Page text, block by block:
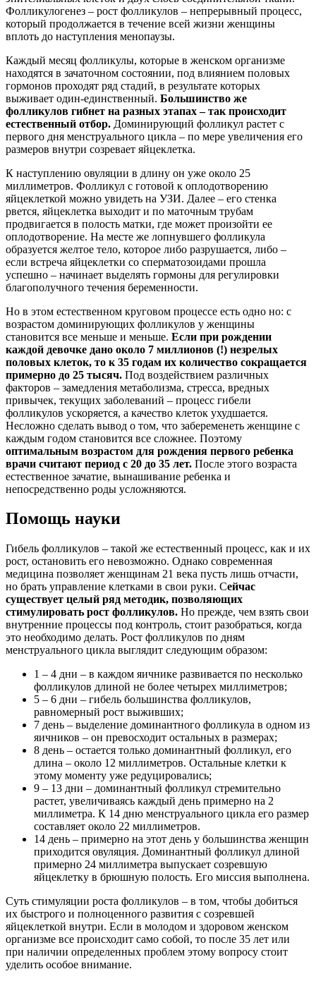
Фолликулогенез – рост фолликулов – непрерывный процесс,
который продолжается в течение всей жизни женщины
вплоть до наступления менопаузы.
Каждый месяц фолликулы, которые в женском организме
находятся в зачаточном состоянии, под влиянием половых
гормонов проходят ряд стадий, в результате которых
выживает один-единственный. Большинство же
фолликулов гибнет на разных этапах – так происходит
естественный отбор. Доминирующий фолликул растет с
первого дня менструального цикла – по мере увеличения его
размеров внутри созревает яйцеклетка.
К наступлению овуляции в длину он уже около 25
миллиметров. Фолликул с готовой к оплодотворению
яйцеклеткой можно увидеть на УЗИ. Далее – его стенка
рвется, яйцеклетка выходит и по маточным трубам
продвигается в полость матки, где может произойти ее
оплодотворение. На месте же лопнувшего фолликула
образуется желтое тело, которое либо разрушается, либо –
если встреча яйцеклетки со сперматозоидами прошла
успешно – начинает выделять гормоны для регулировки
благополучного течения беременности.
Но в этом естественном круговом процессе есть одно но: с
возрастом доминирующих фолликулов у женщины
становится все меньше и меньше. Если при рождении
каждой девочке дано около 7 миллионов (!) незрелых
половых клеток, то к 35 годам их количество сокращается
примерно до 25 тысяч. Под воздействием различных
факторов – замедления метаболизма, стресса, вредных
привычек, текущих заболеваний – процесс гибели
фолликулов ускоряется, а качество клеток ухудшается.
Несложно сделать вывод о том, что забеременеть женщине с
каждым годом становится все сложнее. Поэтому
оптимальным возрастом для рождения первого ребенка
врачи считают период с 20 до 35 лет. После этого возраста
естественное зачатие, вынашивание ребенка и
непосредственно роды усложняются.
Помощь науки
Гибель фолликулов – такой же естественный процесс, как и их
рост, остановить его невозможно. Однако современная
медицина позволяет женщинам 21 века пусть лишь отчасти,
но брать управление клетками в свои руки. Сейчас
существует целый ряд методик, позволяющих
стимулировать рост фолликулов. Но прежде, чем взять свои
внутренние процессы под контроль, стоит разобраться, когда
это необходимо делать. Рост фолликулов по дням
менструального цикла выглядит следующим образом:
1 – 4 дни – в каждом яичнике развивается по несколько
фолликулов длиной не более четырех миллиметров;
5 – 6 дни – гибель большинства фолликулов,
равномерный рост выживших;
7 день – выделение доминантного фолликула в одном из
яичников – он превосходит остальных в размерах;
8 день – остается только доминантный фолликул, его
длина – около 12 миллиметров. Остальные клетки к
этому моменту уже редуцировались;
9 – 13 дни – доминантный фолликул стремительно
растет, увеличиваясь каждый день примерно на 2
миллиметра. К 14 дню менструального цикла его размер
составляет около 22 миллиметров.
14 день – примерно на этот день у большинства женщин
приходится овуляция. Доминантный фолликул длиной
примерно 24 миллиметра выпускает созревшую
яйцеклетку в брюшную полость. Его миссия выполнена.
Суть стимуляции роста фолликулов – в том, чтобы добиться
их быстрого и полноценного развития с созревшей
яйцеклеткой внутри. Если в молодом и здоровом женском
организме все происходит само собой, то после 35 лет или
при наличии определенных проблем этому вопросу стоит
уделить особое внимание.